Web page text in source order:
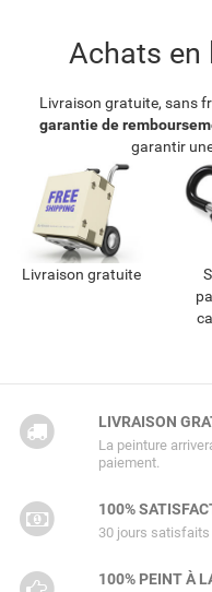
Achats en
Livraison gratuite, sans
garantie de
garantir
Livraison gratuite
LIVRAISON
La peinture
paiement.
100%
30 jours satisfaits
100% PEINT À